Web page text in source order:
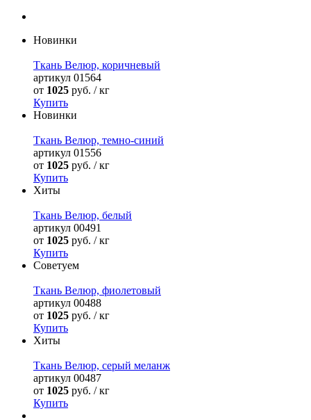
Новинки
Ткань Велюр, коричневый
артикул 01564
от 1025 руб. / кг
Купить
Новинки
Ткань Велюр, темно-синий
артикул 01556
от 1025 руб. / кг
Купить
Хиты
Ткань Велюр, белый
артикул 00491
от 1025 руб. / кг
Купить
Советуем
Ткань Велюр, фиолетовый
артикул 00488
от 1025 руб. / кг
Купить
Хиты
Ткань Велюр, серый меланж
артикул 00487
от 1025 руб. / кг
Купить